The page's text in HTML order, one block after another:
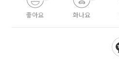
좋아요 화나요